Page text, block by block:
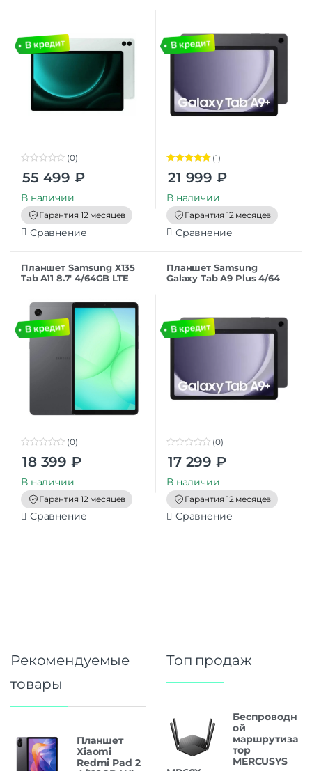
o
t
o
f
5
(0)
55 499 ₽
В наличии
Гарантия 12 месяцев
Сравнение
из 5
(1)
21 999 ₽
В наличии
Гарантия 12 месяцев
Сравнение
Планшет Samsung X135
Tab A11 8.7′ 4/64GB LTE
t
o
f
5
(0)
18 399 ₽
В наличии
Гарантия 12 месяцев
Сравнение
Планшет Samsung
Galaxy Tab A9 Plus 4/64
t
o
f
5
(0)
17 299 ₽
В наличии
Гарантия 12 месяцев
Сравнение
Рекомендуемые
товары
Планшет
Xiaomi
Redmi Pad 2
Топ продаж
Беспроводн
ой
маршрутиза
тор
MERCUSYS